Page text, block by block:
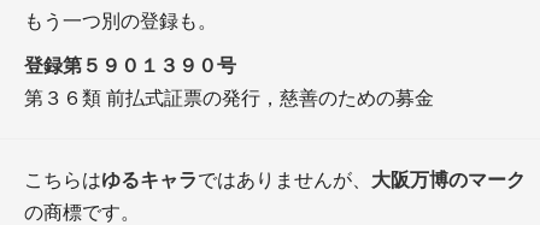
もう一つ別の登録も。
登録第５９０１３９０号
第３６類 前払式証票の発行，慈善のための募金
こちらはゆるキャラではありませんが、 大阪万博のマーク
の商標です。